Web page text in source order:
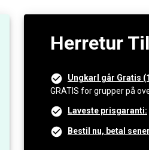
Herretur
Ungkarl går Gratis
GRATIS for grupper på
Laveste prisgaranti:
Bestil nu, betal